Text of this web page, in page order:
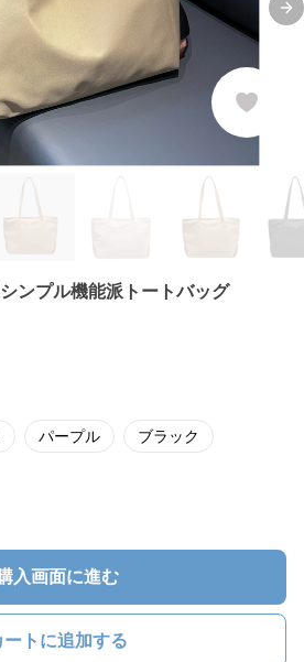
ンプル機能派トートバッグ
パープル ブラック
入画面に進む
ートに追加する